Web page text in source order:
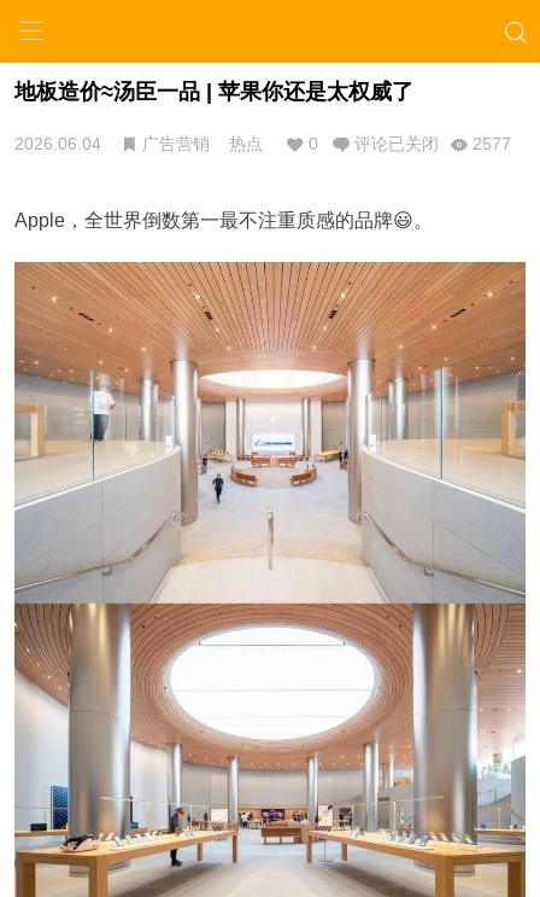
地板造价≈汤臣一品 | 苹果你还是太权威了
2026.06.04 广告营销 热点 0 评论已关闭 2577
Apple，全世界倒数第一最不注重质感的品牌😃。